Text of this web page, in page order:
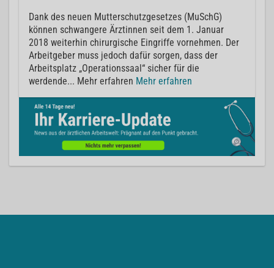
Dank des neuen Mutterschutzgesetzes (MuSchG)
können schwangere Ärztinnen seit dem 1. Januar
2018 weiterhin chirurgische Eingriffe vornehmen. Der
Arbeitgeber muss jedoch dafür sorgen, dass der
Arbeitsplatz „Operationssaal“ sicher für die
werdende... Mehr erfahren Mehr erfahren